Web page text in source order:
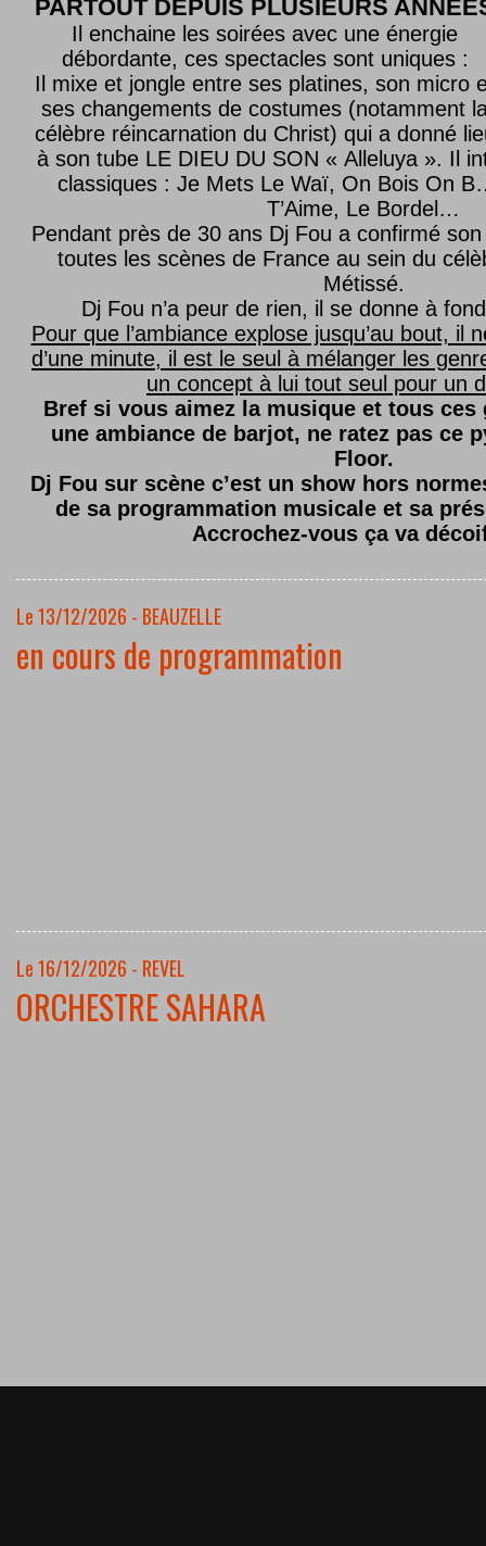
PARTOUT DEPUIS PLUSIEURS
Il enchaine les soirées avec une énergie
débordante, ces spectacles sont uniques :
Il mixe et jongle entre ses platines, son micro
ses changements de costumes (notamment
célèbre réincarnation du Christ) qui a donné
à son tube LE DIEU DU SON « Alleluya ». Il
classiques : Je Mets Le Waï, On Bois On
T’Aime, Le Bordel…
Pendant près de 30 ans Dj Fou a confirmé son
toutes les scènes de France au sein du
Métissé.
Dj Fou n’a peur de rien, il se donne à
Pour que l’ambiance explose jusqu’au bout, il
d’une minute, il est le seul à mélanger les
un concept à lui tout seul pour un
Bref si vous aimez la musique et tous ces
une ambiance de barjot, ne ratez pas ce
Floor.
Dj Fou sur scène c’est un show hors
de sa programmation musicale et sa
Accrochez-vous ça va
Le 13/12/2026 - BEAUZELLE
en cours de programmation
Le 16/12/2026 - REVEL
ORCHESTRE SAHARA